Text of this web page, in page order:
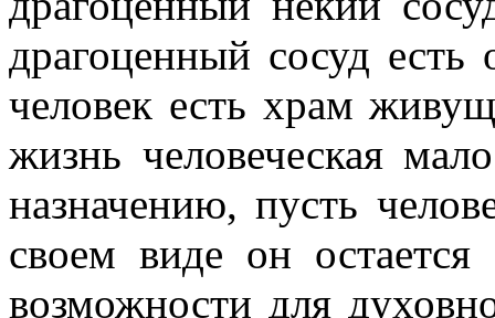
драгоценный сосуд
человек есть храм
жизнь человеческая
назначению, пусть
своем виде он
возможности для